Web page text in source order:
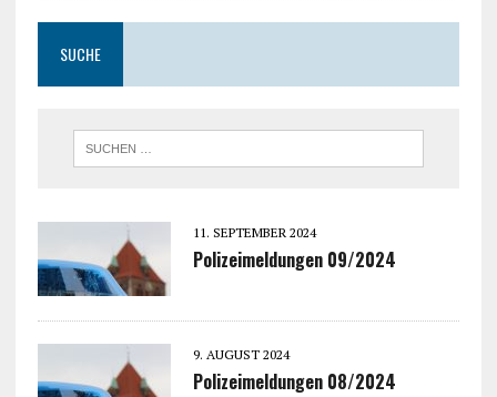
SUCHE
11. SEPTEMBER 2024
Polizeimeldungen 09/2024
9. AUGUST 2024
Polizeimeldungen 08/2024